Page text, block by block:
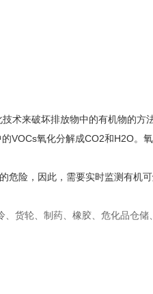
术来破坏排放物中的有机物的方
VOCs氧化分解成CO2和H2O。
危险，因此，需要实时监测有机
货轮、制药、橡胶、危化品仓储